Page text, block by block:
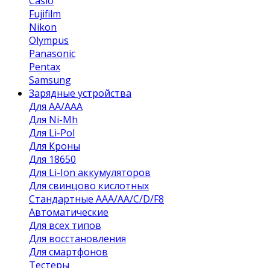
Fujifilm
Nikon
Olympus
Panasonic
Pentax
Samsung
Зарядные устройства
Для AA/AAA
Для Ni-Mh
Для Li-Pol
Для Кроны
Для 18650
Для Li-Ion аккумуляторов
Для свинцово кислотных
Стандартные ААА/АА/С/D/F8
Автоматические
Для всех типов
Для восстановления
Для смартфонов
Тестеры